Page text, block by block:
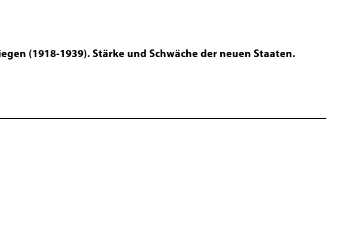
(1918-1939). Stärke und Schwäche der neuen Staaten.